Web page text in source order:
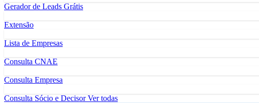
Gerador de Leads Grátis
Extensão
Lista de Empresas
Consulta CNAE
Consulta Empresa
Consulta Sócio e DecisorVer todas